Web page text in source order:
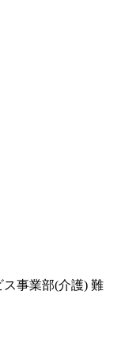
事業部(介護) 難